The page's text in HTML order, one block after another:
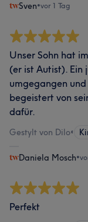
Sven•vor 1 Tag
Unser Sohn hat
(er ist Autist). Ein
umgegangen
begeistert von
dafür.
Gestylt von Dilo•
Daniela Mosch•
Perfekt